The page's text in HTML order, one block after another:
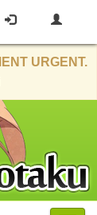
URGENT.